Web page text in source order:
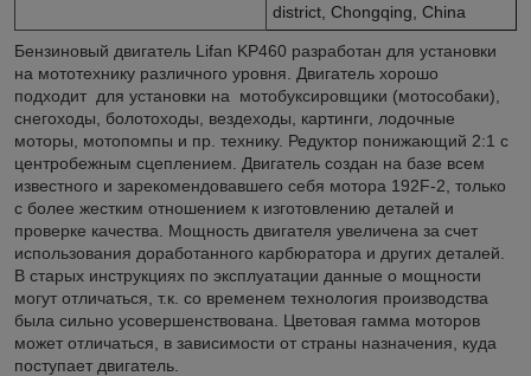
district, Chongqing, China
Бензиновый двигатель Lifan KP460 разработан для установки
на мототехнику различного уровня. Двигатель хорошо
подходит для установки на мотобуксировщики (мотособаки),
снегоходы, болотоходы, вездеходы, картинги, лодочные
моторы, мотопомпы и пр. технику. Редуктор понижающий 2:1 с
центробежным сцеплением. Двигатель создан на базе всем
известного и зарекомендовавшего себя мотора 192F-2, только
с более жестким отношением к изготовлению деталей и
проверке качества. Мощность двигателя увеличена за счет
использования доработанного карбюратора и других деталей.
В старых инструкциях по эксплуатации данные о мощности
могут отличаться, т.к. со временем технология производства
была сильно усовершенствована. Цветовая гамма моторов
может отличаться, в зависимости от страны назначения, куда
поступает двигатель.